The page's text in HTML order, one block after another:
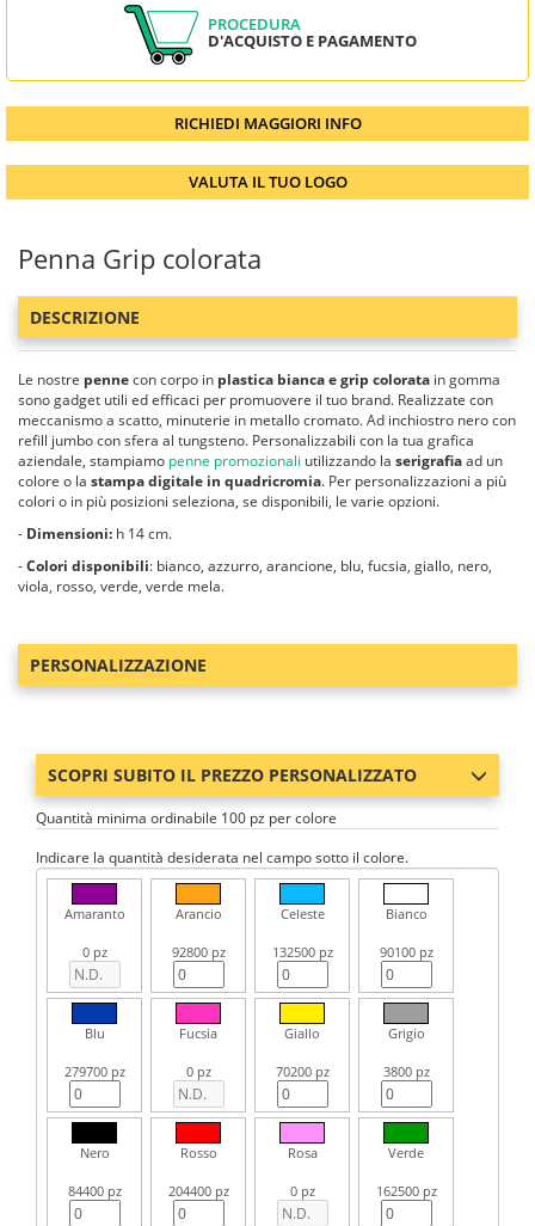
PROCEDURA
D'ACQUISTO E PAGAMENTO
RICHIEDI MAGGIORI INFO
VALUTA IL TUO LOGO
Penna Grip colorata
DESCRIZIONE
Le nostre pennecon corpo in plastica bianca e grip colorata in gomma
sono gadget utili ed efficaci per promuovere il tuo brand. Realizzate con
meccanismo a scatto, minuterie in metallo cromato. Ad inchiostro nero con
refill jumbo con sfera al tungsteno. Personalizzabili con la tua grafica
aziendale, stampiamo penne promozionali utilizzando la serigrafiaad un
colore o la stampa digitale in quadricromia. Per personalizzazioni a più
colori o in più posizioni seleziona, se disponibili, le varie opzioni.
- Dimensioni: h 14 cm.
-Colori disponibili: bianco, azzurro, arancione, blu, fucsia, giallo, nero,
viola, rosso, verde, verde mela.
PERSONALIZZAZIONE
SCOPRI SUBITO IL PREZZO PERSONALIZZATO
Quantità minima ordinabile 100 pz per colore
Indicare la quantità desiderata nel campo sotto il colore.
Amaranto
0 pz
Arancio
92800 pz
Celeste
132500 pz
Bianco
90100 pz
Blu
279700 pz
Fucsia
0 pz
Giallo
70200 pz
Grigio
3800 pz
Nero
84400 pz
Rosso
204400 pz
Rosa
0 pz
Verde
162500 pz